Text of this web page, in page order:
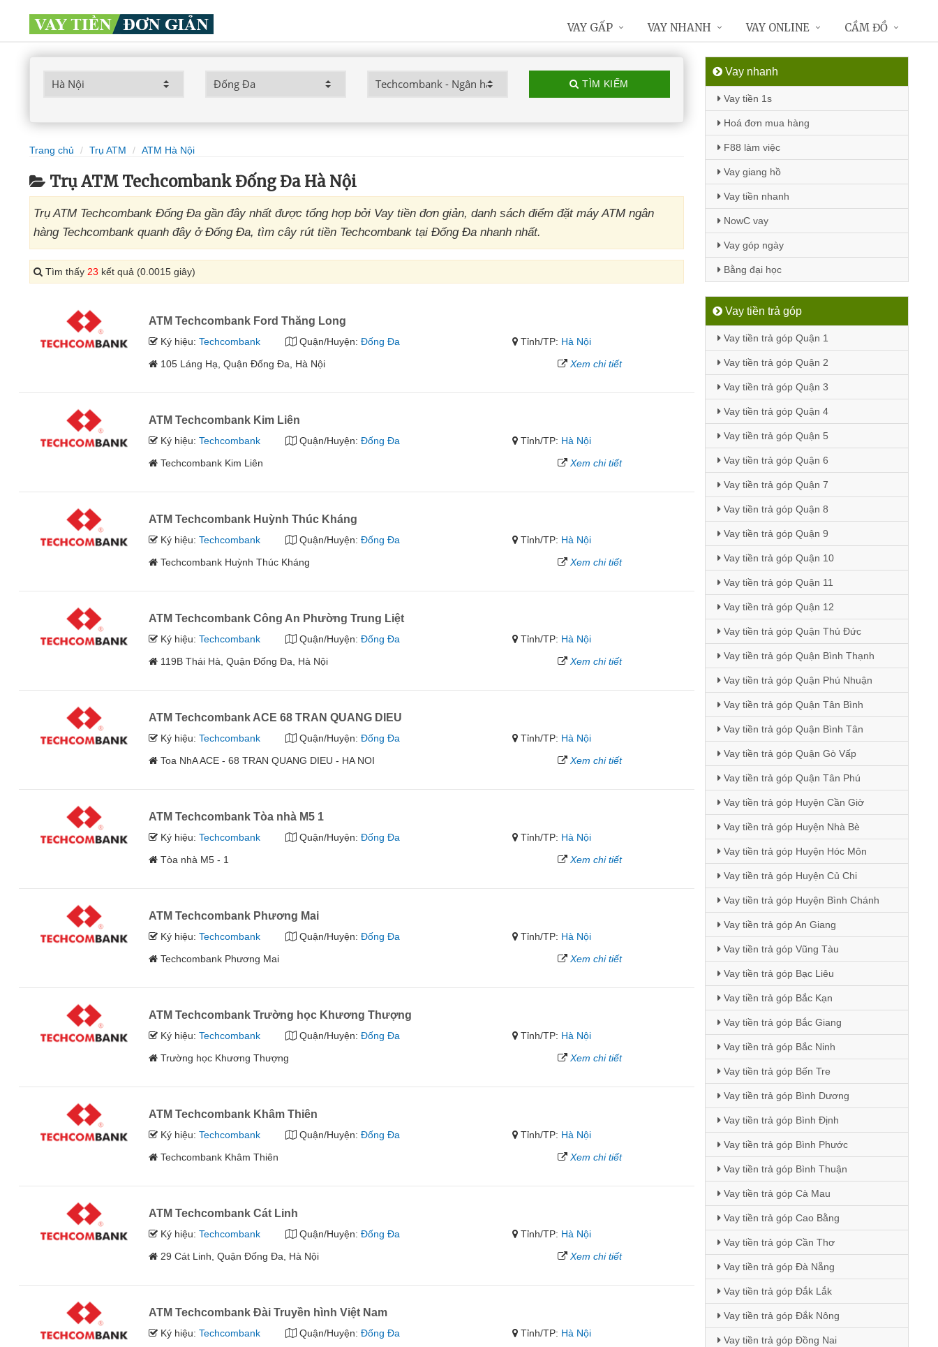
TÌM KIẾM
Trang chủ Trụ ATM ATM Hà Nội
Trụ ATM Techcombank Đống Đa Hà Nội
Trụ ATM Techcombank Đống Đa gần đây nhất được tổng hợp bởi Vay tiền đơn giản, danh sách điểm đặt máy ATM ngân
hàng Techcombank quanh đây ở Đống Đa, tìm cây rút tiền Techcombank tại Đống Đa nhanh nhất.
Tìm thấy 23 kết quả (0.0015 giây)
ATM Techcombank Ford Thăng Long
Ký hiệu:Techcombank Quận/Huyện: Đống Đa Tỉnh/TP: Hà Nội
105 Láng Hạ, Quận Đống Đa, Hà Nội
Xem chi tiết
ATM Techcombank Kim Liên
Ký hiệu:Techcombank Quận/Huyện: Đống Đa Tỉnh/TP: Hà Nội
Techcombank Kim Liên
Xem chi tiết
ATM Techcombank Huỳnh Thúc Kháng
Ký hiệu:Techcombank Quận/Huyện: Đống Đa Tỉnh/TP: Hà Nội
Techcombank Huỳnh Thúc Kháng
Xem chi tiết
ATM Techcombank Công An Phường Trung Liệt
Ký hiệu:Techcombank Quận/Huyện: Đống Đa Tỉnh/TP: Hà Nội
119B Thái Hà, Quận Đống Đa, Hà Nội
Xem chi tiết
ATM Techcombank ACE 68 TRAN QUANG DIEU
Ký hiệu:Techcombank Quận/Huyện: Đống Đa Tỉnh/TP: Hà Nội
Toa NhA ACE - 68 TRAN QUANG DIEU - HA NOI
Xem chi tiết
ATM Techcombank Tòa nhà M5 1
Ký hiệu:Techcombank Quận/Huyện: Đống Đa Tỉnh/TP: Hà Nội
Tòa nhà M5 - 1
Xem chi tiết
ATM Techcombank Phương Mai
Ký hiệu:Techcombank Quận/Huyện: Đống Đa Tỉnh/TP: Hà Nội
Techcombank Phương Mai
Xem chi tiết
ATM Techcombank Trường học Khương Thượng
Ký hiệu:Techcombank Quận/Huyện: Đống Đa Tỉnh/TP: Hà Nội
Trường học Khương Thượng
Xem chi tiết
ATM Techcombank Khâm Thiên
Ký hiệu:Techcombank Quận/Huyện: Đống Đa Tỉnh/TP: Hà Nội
Techcombank Khâm Thiên
Xem chi tiết
ATM Techcombank Cát Linh
Ký hiệu:Techcombank Quận/Huyện: Đống Đa Tỉnh/TP: Hà Nội
29 Cát Linh, Quận Đống Đa, Hà Nội
Xem chi tiết
ATM Techcombank Đài Truyền hình Việt Nam
Ký hiệu:Techcombank Quận/Huyện: Đống Đa Tỉnh/TP: Hà Nội
Vay nhanh
Vay tiền 1s
Hoá đơn mua hàng
F88 làm việc
Vay giang hồ
Vay tiền nhanh
NowC vay
Vay góp ngày
Bằng đại học
Vay tiền trả góp
Vay tiền trả góp Quận 1
Vay tiền trả góp Quận 2
Vay tiền trả góp Quận 3
Vay tiền trả góp Quận 4
Vay tiền trả góp Quận 5
Vay tiền trả góp Quận 6
Vay tiền trả góp Quận 7
Vay tiền trả góp Quận 8
Vay tiền trả góp Quận 9
Vay tiền trả góp Quận 10
Vay tiền trả góp Quận 11
Vay tiền trả góp Quận 12
Vay tiền trả góp Quận Thủ Đức
Vay tiền trả góp Quận Bình Thạnh
Vay tiền trả góp Quận Phú Nhuận
Vay tiền trả góp Quận Tân Bình
Vay tiền trả góp Quận Bình Tân
Vay tiền trả góp Quận Gò Vấp
Vay tiền trả góp Quận Tân Phú
Vay tiền trả góp Huyện Cần Giờ
Vay tiền trả góp Huyện Nhà Bè
Vay tiền trả góp Huyện Hóc Môn
Vay tiền trả góp Huyện Củ Chi
Vay tiền trả góp Huyện Bình Chánh
Vay tiền trả góp An Giang
Vay tiền trả góp Vũng Tàu
Vay tiền trả góp Bạc Liêu
Vay tiền trả góp Bắc Kạn
Vay tiền trả góp Bắc Giang
Vay tiền trả góp Bắc Ninh
Vay tiền trả góp Bến Tre
Vay tiền trả góp Bình Dương
Vay tiền trả góp Bình Định
Vay tiền trả góp Bình Phước
Vay tiền trả góp Bình Thuận
Vay tiền trả góp Cà Mau
Vay tiền trả góp Cao Bằng
Vay tiền trả góp Cần Thơ
Vay tiền trả góp Đà Nẵng
Vay tiền trả góp Đắk Lắk
Vay tiền trả góp Đắk Nông
Vay tiền trả góp Đồng Nai
VAY GẤP VAY NHANH VAY ONLINE CẦM ĐỒ